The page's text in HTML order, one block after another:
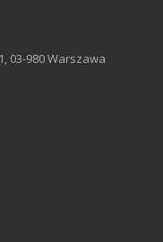
03-980 Warszawa